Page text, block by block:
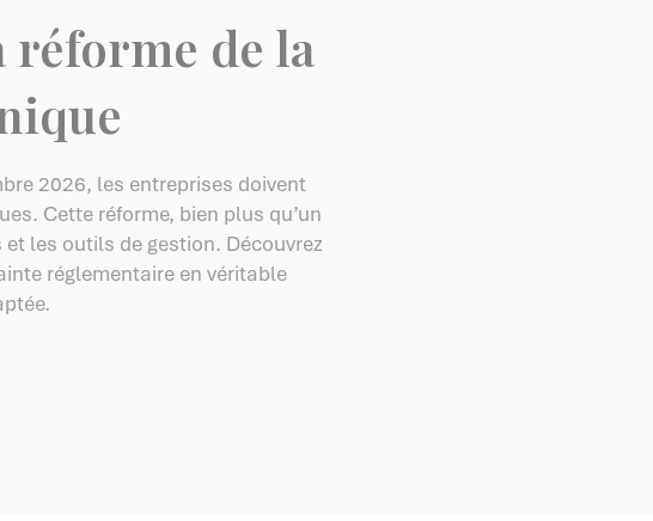
réforme de la
2026, les entreprises doivent
Cette réforme, bien plus qu’un
les outils de gestion. Découvrez
réglementaire en véritable